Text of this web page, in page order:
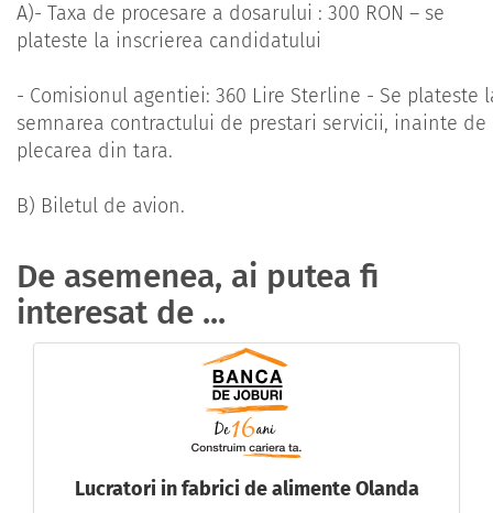
A)- Taxa de procesare a dosarului : 300 RON – se
plateste la inscrierea candidatului
- Comisionul agentiei: 360 Lire Sterline - Se plateste
semnarea contractului de prestari servicii, inainte de
plecarea din tara.
B) Biletul de avion.
De asemenea, ai putea fi
interesat de ...
Lucratori in fabrici de alimente Olanda